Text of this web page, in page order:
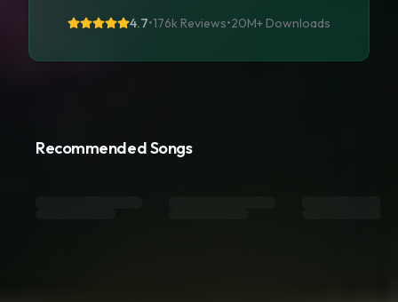
4.7•176k Reviews•20M+ Downloads
Recommended Songs